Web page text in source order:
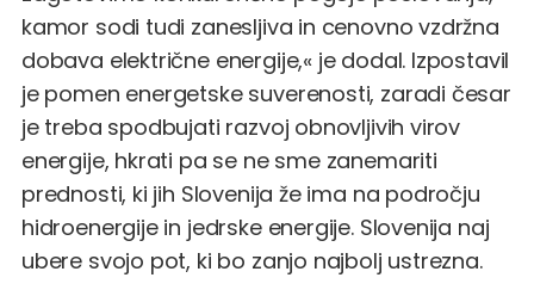
kamor sodi tudi zanesljiva in cenovno vzdržna
dobava električne energije,« je dodal. Izpostavil
je pomen energetske suverenosti, zaradi česar
je treba spodbujati razvoj obnovljivih virov
energije, hkrati pa se ne sme zanemariti
prednosti, ki jih Slovenija že ima na področju
hidroenergije in jedrske energije. Slovenija naj
ubere svojo pot, ki bo zanjo najbolj ustrezna.